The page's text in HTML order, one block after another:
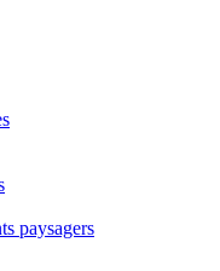
paysagers